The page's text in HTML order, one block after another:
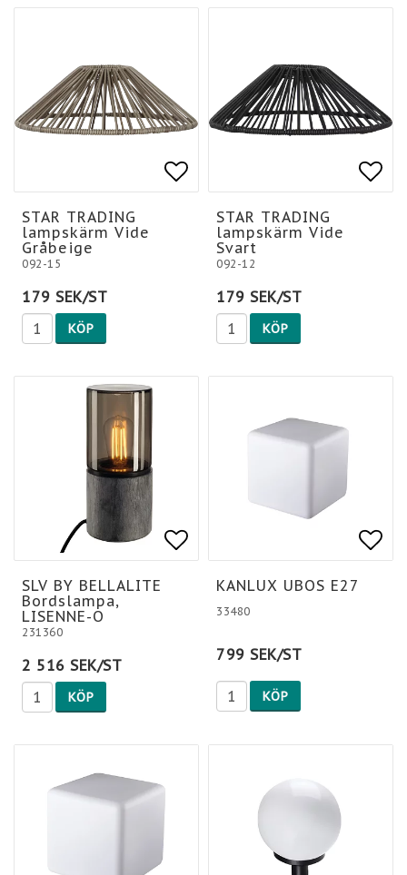
Lägg till i
Lägg till i
STAR TRADING
lampskärm Vide
Gråbeige
092-15
179 SEK/ST
KÖP
STAR TRADING
lampskärm Vide
Svart
092-12
179 SEK/ST
KÖP
Lägg till i
SLV BY BELLALITE
Bordslampa,
LISENNE-O
231360
2 516 SEK/ST
KÖP
KANLUX UBOS E27
33480
799 SEK/ST
KÖP